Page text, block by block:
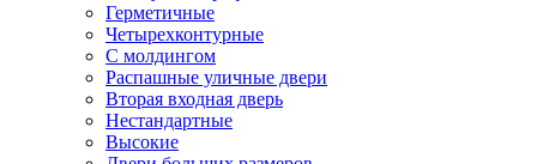
Герметичные
Четырехконтурные
С молдингом
Распашные уличные двери
Вторая входная дверь
Нестандартные
Высокие